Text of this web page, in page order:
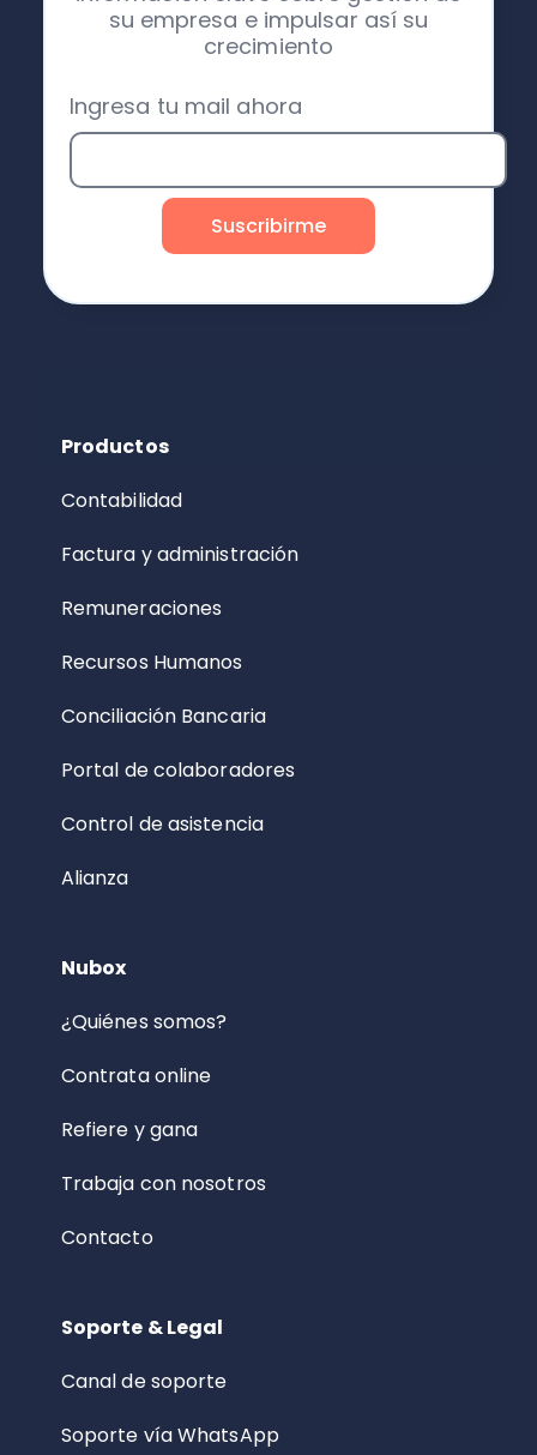
su empresa e impulsar así su
crecimiento
Ingresa tu mail ahora
Productos
Contabilidad
Factura y administración
Remuneraciones
Recursos Humanos
Conciliación Bancaria
Portal de colaboradores
Control de asistencia
Alianza
Nubox
¿Quiénes somos?
Contrata online
Refiere y gana
Trabaja con nosotros
Contacto
Soporte & Legal
Canal de soporte
Soporte vía WhatsApp